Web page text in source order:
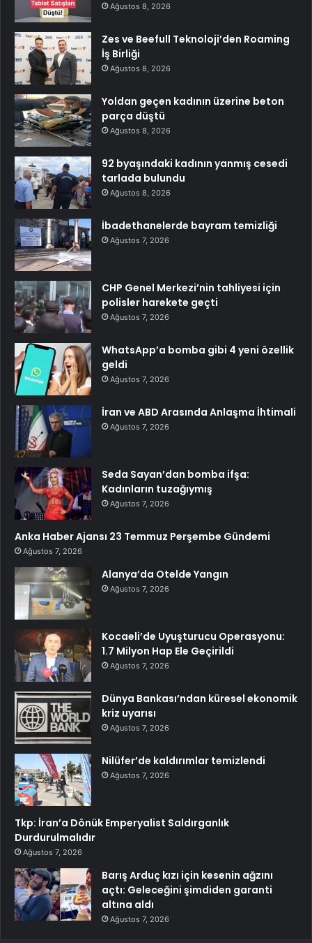
Ağustos 8, 2026
Zes ve Beefull Teknoloji’den Roaming
İş Birliği
Ağustos 8, 2026
Yoldan geçen kadının üzerine beton
parça düştü
Ağustos 8, 2026
92 byaşındaki kadının yanmış cesedi
tarlada bulundu
Ağustos 8, 2026
İbadethanelerde bayram temizliği
Ağustos 7, 2026
CHP Genel Merkezi’nin tahliyesi için
polisler harekete geçti
Ağustos 7, 2026
WhatsApp’a bomba gibi 4 yeni özellik
geldi
Ağustos 7, 2026
İran ve ABD Arasında Anlaşma İhtimali
Ağustos 7, 2026
Seda Sayan’dan bomba ifşa:
Kadınların tuzağıymış
Ağustos 7, 2026
Anka Haber Ajansı 23 Temmuz Perşembe Gündemi
Ağustos 7, 2026
Alanya’da Otelde Yangın
Ağustos 7, 2026
Kocaeli’de Uyuşturucu Operasyonu:
1.7 Milyon Hap Ele Geçirildi
Ağustos 7, 2026
Dünya Bankası’ndan küresel ekonomik
kriz uyarısı
Ağustos 7, 2026
Nilüfer’de kaldırımlar temizlendi
Ağustos 7, 2026
Tkp: İran’a Dönük Emperyalist Saldırganlık
Durdurulmalıdır
Ağustos 7, 2026
Barış Arduç kızı için kesenin ağzını
açtı: Geleceğini şimdiden garanti
altına aldı
Ağustos 7, 2026